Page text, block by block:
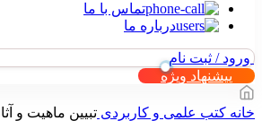
تماس با ما
درباره ما
ورود / ثبت نام
پیشنهاد ویژه
خانه کتب علمی و کاربردی تبیین ماهیت و